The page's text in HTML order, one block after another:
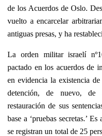
de los Acuerdos de Oslo.
vuelto a encarcelar
antiguas presas, y ha
La orden militar israelí
pactado en los acuerdos de
en evidencia la existencia
detención, de nuevo, de
restauración de sus
base a ‘pruebas secretas.’
se registran un total de 25